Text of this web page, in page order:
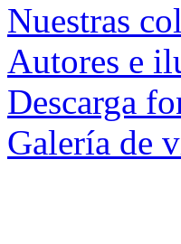
Nuestras
Autores e
Descarga
Galería de